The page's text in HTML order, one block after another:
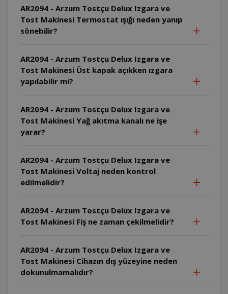
AR2094 - Arzum Tostçu Delux Izgara ve
Tost Makinesi Termostat ışığı neden yanıp
sönebilir?
AR2094 - Arzum Tostçu Delux Izgara ve
Tost Makinesi Üst kapak açıkken ızgara
yapılabilir mi?
AR2094 - Arzum Tostçu Delux Izgara ve
Tost Makinesi Yağ akıtma kanalı ne işe
yarar?
AR2094 - Arzum Tostçu Delux Izgara ve
Tost Makinesi Voltaj neden kontrol
edilmelidir?
AR2094 - Arzum Tostçu Delux Izgara ve
Tost Makinesi Fiş ne zaman çekilmelidir?
AR2094 - Arzum Tostçu Delux Izgara ve
Tost Makinesi Cihazın dış yüzeyine neden
dokunulmamalıdır?